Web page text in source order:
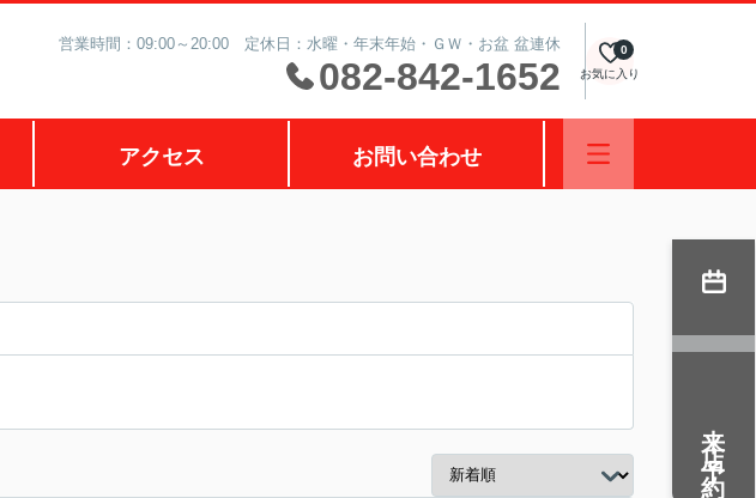
営業時間：09:00～20:00 定休日：水曜・年末年始・ＧＷ・お盆 盆連休
082-842-1652 お気に入り
0
アクセス お問い合わせ
来店予約